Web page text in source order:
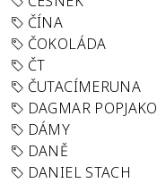
ČÍNA
ČOKOLÁDA
ČT
ČUTACÍMERUNA
DAGMAR
DÁMY
DANĚ
DANIEL STACH